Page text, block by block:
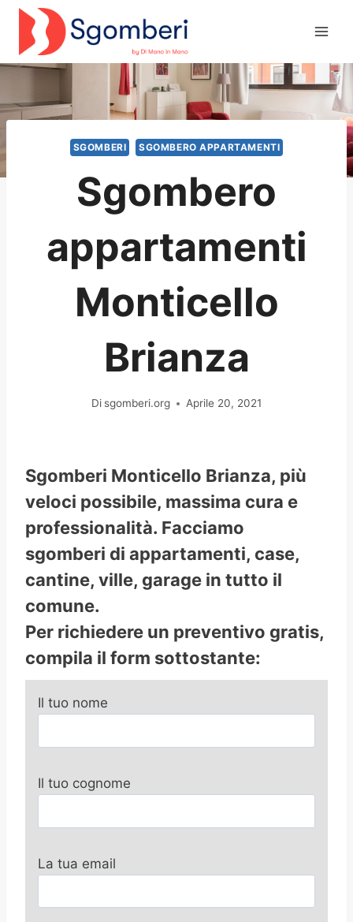
Salta
contenuto
SGOMBERI SGOMBERO APPARTAMENTI
Sgombero
appartamenti
Monticello
Brianza
Di sgomberi.org Aprile 20, 2021
Sgomberi Monticello Brianza, più
veloci possibile, massima cura e
professionalità. Facciamo
sgomberi di appartamenti, case,
cantine, ville, garage in tutto il
comune.
Per richiedere un preventivo gratis,
compila il form sottostante:
Il tuo nome
Il tuo cognome
La tua email